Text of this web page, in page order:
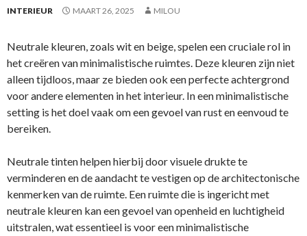
INTERIEUR MAART 26, 2025 MILOU
Neutrale kleuren, zoals wit en beige, spelen een cruciale rol in
het creëren van minimalistische ruimtes. Deze kleuren zijn niet
alleen tijdloos, maar ze bieden ook een perfecte achtergrond
voor andere elementen in het interieur. In een minimalistische
setting is het doel vaak om een gevoel van rust en eenvoud te
bereiken.
Neutrale tinten helpen hierbij door visuele drukte te
verminderen en de aandacht te vestigen op de architectonische
kenmerken van de ruimte. Een ruimte die is ingericht met
neutrale kleuren kan een gevoel van openheid en luchtigheid
uitstralen, wat essentieel is voor een minimalistische